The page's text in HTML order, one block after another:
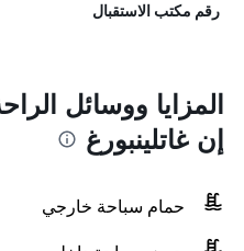
رقم مكتب الاستقبال
المزايا ووسائل
إن غاتلينبورغ
حمام سباحة خارجي